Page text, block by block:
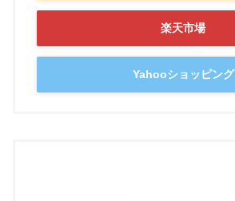
楽天市場
Yahooショッピング